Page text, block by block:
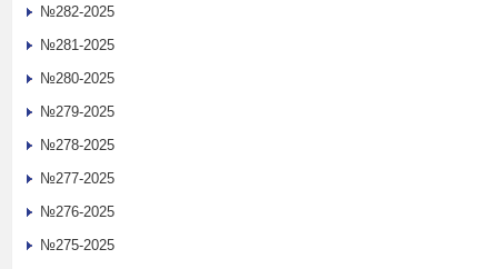
№282-2025
№281-2025
№280-2025
№279-2025
№278-2025
№277-2025
№276-2025
№275-2025